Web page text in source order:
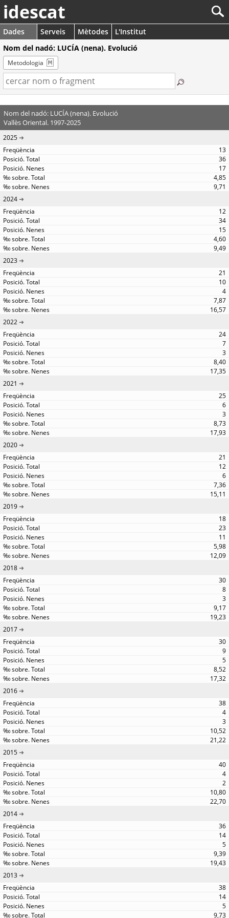
idescat
Dades Serveis Mètodes
L'Institut
Nom del nadó: LUCÍA (nena). Evolució
Metodologia
Nom del nadó: LUCÍA (nena). Evolució
Vallès Oriental. 1997-2025
2025
13
36
17
4,85
9,71
2024
12
34
15
4,60
9,49
2023
21
10
4
7,87
16,57
2022
24
7
3
8,40
17,35
2021
25
6
3
8,73
17,93
2020
21
12
6
7,36
15,11
2019
18
23
11
5,98
12,09
2018
30
8
3
9,17
19,23
2017
30
9
5
8,52
17,32
2016
38
4
3
10,52
21,22
2015
40
4
2
10,80
22,70
2014
36
14
5
9,39
19,43
2013
38
14
5
9,73